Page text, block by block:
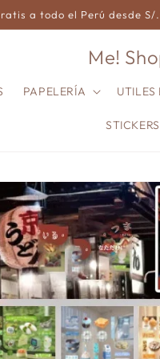
a todo el Perú desde
Me!
PAPELERÍA UTILES